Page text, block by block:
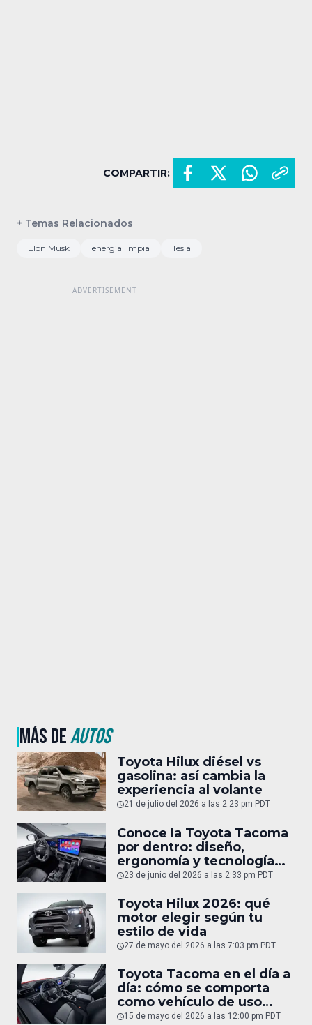
COMPARTIR:
+ Temas Relacionados
Elon Musk energía limpia Tesla
MÁS DEAUTOS
Toyota Hilux diésel vs
gasolina: así cambia la
experiencia al volante
21 de julio del 2026 a las 2:23 pm PDT
Conoce la Toyota Tacoma
por dentro: diseño,
ergonomía y tecnología
del interior
23 de junio del 2026 a las 2:33 pm PDT
Toyota Hilux 2026: qué
motor elegir según tu
estilo de vida
27 de mayo del 2026 a las 7:03 pm PDT
Toyota Tacoma en el día a
día: cómo se comporta
como vehículo de uso
diario
15 de mayo del 2026 a las 12:00 pm PDT